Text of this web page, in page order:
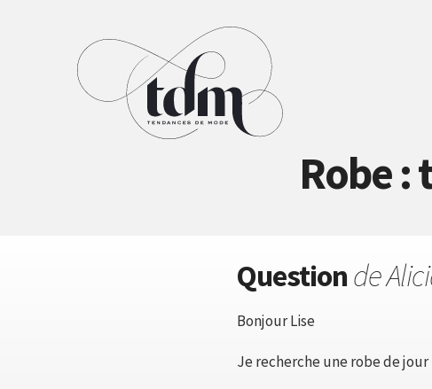
Robe :
Questionde
Bonjour Lise
Je recherche une robe de